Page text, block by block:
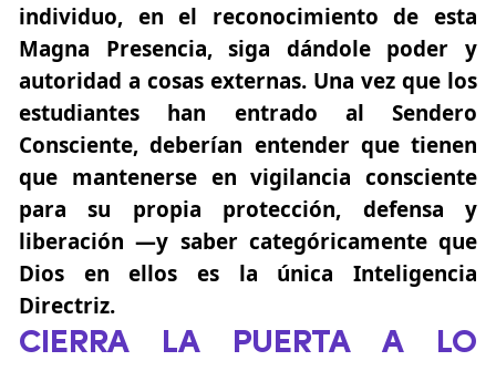
individuo, en el reconocimiento de esta
Magna Presencia, siga dándole poder y
autoridad a cosas externas. Una vez que los
estudiantes han entrado al Sendero
Consciente, deberían entender que tienen
que mantenerse en vigilancia consciente
para su propia protección, defensa y
liberación —y saber categóricamente que
Dios en ellos es la única Inteligencia
Directriz.
CIERRA LA PUERTA A LO